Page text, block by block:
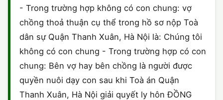
LAO ĐỘNG
SỞ HỮU TRÍ TUỆ
THUẾ - BẢO HIỂM
HÀNH CHÍNH
HÌNH SỰ
HÔN NHÂN - GIA ĐÌNH
ĐĂNG KÝ XE
HÀNH CHÍNH
DOANH NGHIỆP
HỘ KINH DOANH
- Trong trường hợp không có con chung: vợ
chồng thoả thuận cụ thể trong hồ sơ nộp Toà
dân sự Quận Thanh Xuân, Hà Nội là: Chúng tôi
không có con chung - Trong trường hợp có con
chung: Bên vợ hay bên chồng là người được
quyền nuôi dạy con sau khi Toà án Quận
Thanh Xuân, Hà Nội giải quyết ly hôn ĐỒNG